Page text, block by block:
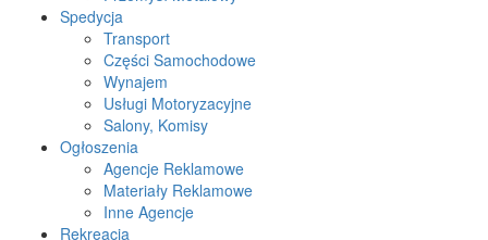
Spedycja
Transport
Części Samochodowe
Wynajem
Usługi Motoryzacyjne
Salony, Komisy
Ogłoszenia
Agencje Reklamowe
Materiały Reklamowe
Inne Agencje
Rekreacja